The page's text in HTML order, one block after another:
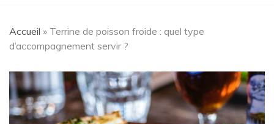
Accueil » Terrine de poisson froide : quel type
d’accompagnement servir ?